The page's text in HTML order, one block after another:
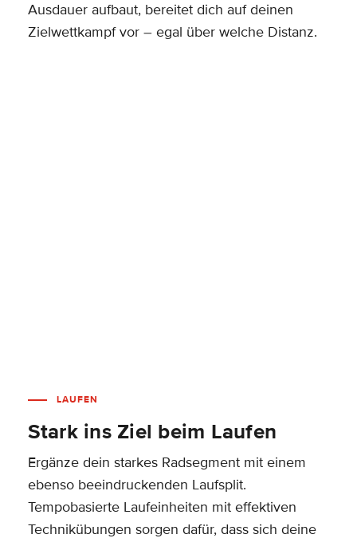
Ausdauer aufbaut, bereitet dich auf deinen
Zielwettkampf vor – egal über welche Distanz.
LAUFEN
Stark ins Ziel beim Laufen
Ergänze dein starkes Radsegment mit einem
ebenso beeindruckenden Laufsplit.
Tempobasierte Laufeinheiten mit effektiven
Technikübungen sorgen dafür, dass sich deine